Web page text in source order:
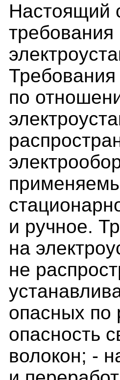
Настоящий
по
и ручное.
на
не
опасных по
опасность
волокон; -